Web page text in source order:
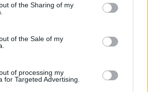
pero usted tiene el derecho de
Sus preferencias se aplicarán
entrando de nuevo en este sitio web o
de privacidad.
of the Sharing of my
of the Sale of my
of processing my
for Targeted Advertising.